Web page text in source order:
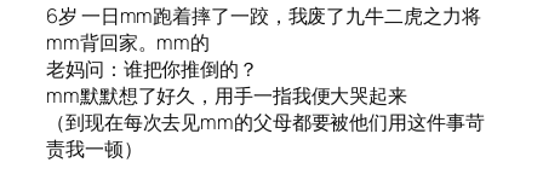
6岁 一日mm跑着摔了一跤，我废了九牛二虎之力将
mm背回家。mm的
老妈问：谁把你推倒的？
mm默默想了好久，用手一指我便大哭起来
（到现在每次去见mm的父母都要被他们用这件事苛
责我一顿）